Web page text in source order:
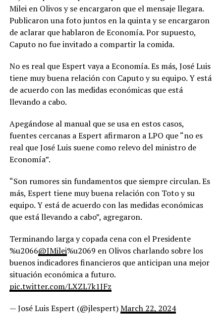
Milei en Olivos y se encargaron que el mensaje llegara.
Publicaron una foto juntos en la quinta y se encargaron
de aclarar que hablaron de Economía. Por supuesto,
Caputo no fue invitado a compartir la comida.
No es real que Espert vaya a Economía. Es más, José Luis
tiene muy buena relación con Caputo y su equipo. Y está
de acuerdo con las medidas económicas que está
llevando a cabo.
Apegándose al manual que se usa en estos casos,
fuentes cercanas a Espert afirmaron a LPO que “no es
real que José Luis suene como relevo del ministro de
Economía”.
“Son rumores sin fundamentos que siempre circulan. Es
más, Espert tiene muy buena relación con Toto y su
equipo. Y está de acuerdo con las medidas económicas
que está llevando a cabo”, agregaron.
Terminando larga y copada cena con el Presidente
%u2066@JMilei%u2069 en Olivos charlando sobre los
buenos indicadores financieros que anticipan una mejor
situación económica a futuro.
pic.twitter.com/LXZL7k1JFz
— José Luis Espert (@jlespert)March 22, 2024